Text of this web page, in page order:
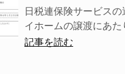
日税連保険サービス
イホームの譲渡にあ
記事を読む